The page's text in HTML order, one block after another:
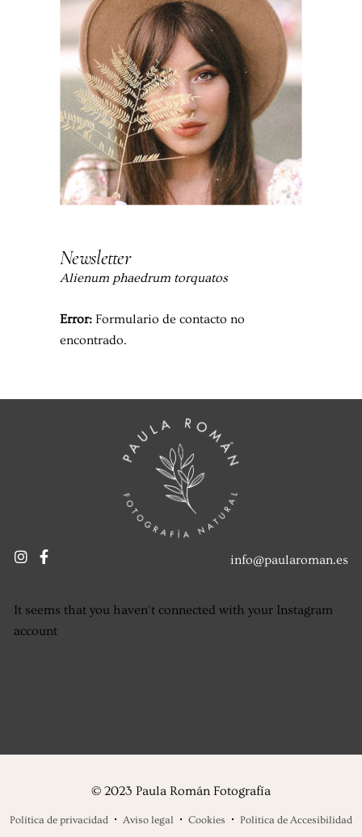
Newsletter
Alienum phaedrum torquatos
Error: Formulario de contacto no
encontrado.
info@paularoman.es
It seems that you haven't connected with your Instagram
account
© 2023 Paula Román Fotografía
Política de privacidad Aviso legal Cookies Politica de Accesibilidad